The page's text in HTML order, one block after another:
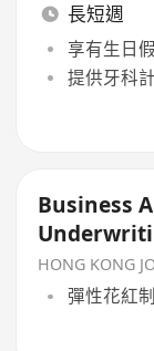
長短週
享有生日
提供牙科
Business
HONG KONG
彈性花紅